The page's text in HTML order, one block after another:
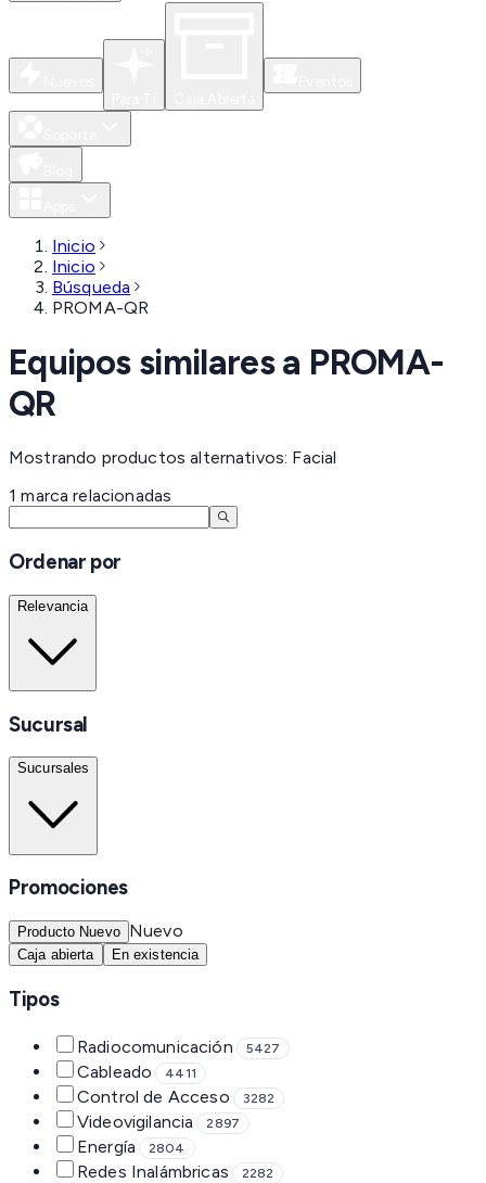
Inicio
Inicio
Búsqueda
PROMA-QR
Equipos similares a PROMA-
QR
Mostrando productos alternativos: Facial
1 marca relacionadas
Ordenar por
Relevancia
Sucursal
Sucursales
Promociones
Producto Nuevo Nuevo
Caja abierta En existencia
Tipos
Radiocomunicación 5427
Cableado 4411
Control de Acceso 3282
Videovigilancia 2897
Energía 2804
Redes Inalámbricas 2282